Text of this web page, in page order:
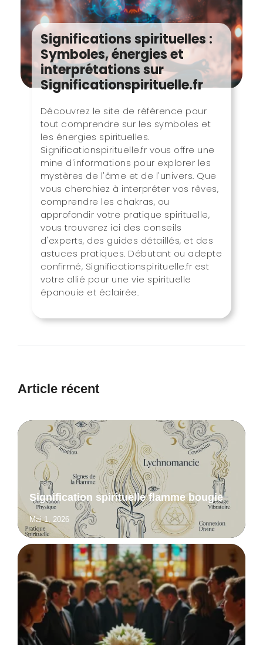
Significations spirituelles :
Symboles, énergies et
interprétations sur
Significationspirituelle.fr
Découvrez le site de référence pour
tout comprendre sur les symboles et
les énergies spirituelles.
Significationspirituelle.fr vous offre une
mine d'informations pour explorer les
mystères de l'âme et de l'univers. Que
vous cherchiez à interpréter vos rêves,
comprendre les chakras, ou
approfondir votre pratique spirituelle,
vous trouverez ici des conseils
d'experts, des guides détaillés, et des
astuces pratiques. Débutant ou adepte
confirmé, Significationspirituelle.fr est
votre allié pour une vie spirituelle
épanouie et éclairée.
Article récent
Signification spirituelle flamme bougie
Mai 1, 2026